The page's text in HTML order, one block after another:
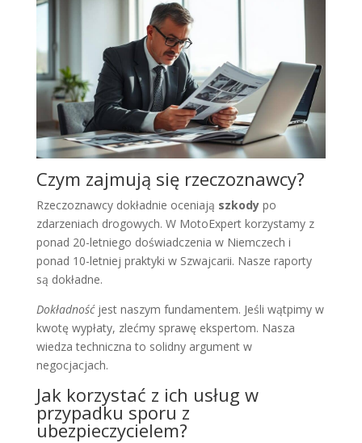
Czym zajmują się rzeczoznawcy?
Rzeczoznawcy dokładnie oceniają szkodypo
zdarzeniach drogowych. W MotoExpert korzystamy z
ponad 20-letniego doświadczenia w Niemczech i
ponad 10-letniej praktyki w Szwajcarii. Nasze raporty
są dokładne.
Dokładnośćjest naszym fundamentem. Jeśli wątpimy w
kwotę wypłaty, zlećmy sprawę ekspertom. Nasza
wiedza techniczna to solidny argument w
negocjacjach.
Jak korzystać z ich usług w
przypadku sporu z
ubezpieczycielem?